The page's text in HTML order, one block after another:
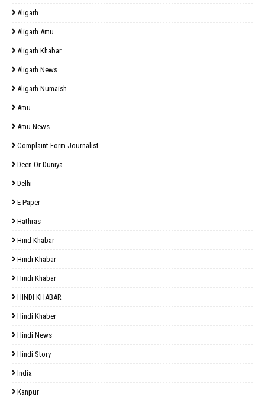
Aligarh
Aligarh Amu
Aligarh Khabar
Aligarh News
Aligarh Numaish
Amu
Amu News
Complaint Form Journalist
Deen Or Duniya
Delhi
E-Paper
Hathras
Hind Khabar
Hindi Khabar
Hindi Khabar
HINDI KHABAR
Hindi Khaber
Hindi News
Hindi Story
India
Kanpur